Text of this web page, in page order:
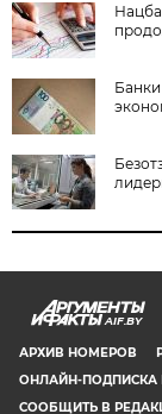
AIF.BY
АРХИВ НОМЕРОВ
ОНЛАЙН-ПОДПИСКА
СООБЩИТЬ В